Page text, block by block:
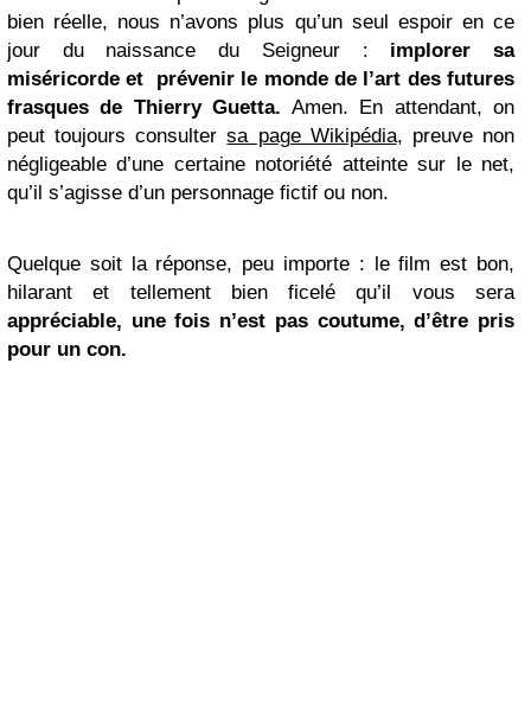
bien réelle, nous n’avons plus qu’un seul espoir en ce
jour du naissance du Seigneur : implorer sa
miséricorde et prévenir le monde de l’art des futures
frasques de Thierry Guetta. Amen. En attendant, on
peut toujours consultersa page Wikipédia, preuve non
négligeable d’une certaine notoriété atteinte sur le net,
qu’il s’agisse d’un personnage fictif ou non.
Quelque soit la réponse, peu importe : le film est bon,
hilarant et tellement bien ficelé qu’il vous sera
appréciable, une fois n’est pas coutume, d’être pris
pour un con.